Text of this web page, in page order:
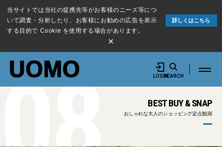
当サイトでは当社の提携先等がお客様のニーズ等につ
いて調査・分析したり、お客様にお勧めの広告を表示
する目的で Cookie を使用する場合があります。
詳しくはこちら
×
LOGINSEARCH
BEST BUY & SNAP
おしゃれな大人のショッピング定点観測